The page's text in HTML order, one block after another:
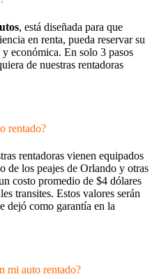
, está diseñada para que
en renta, pueda reservar su
económica. En solo 3 pasos
de nuestras rentadoras
rentado?
rentadoras vienen equipados
de los peajes de Orlando y otras
costo promedio de $4 dólares
transites. Estos valores serán
dejó como garantía en la
mi auto rentado?